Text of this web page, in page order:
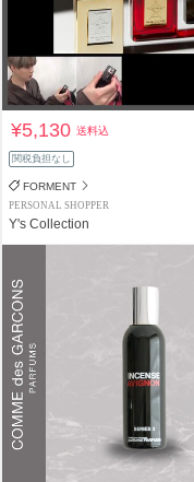
¥5,130送料込
関税負担なし
FORMENT
PERSONAL SHOPPER
Y's Collection